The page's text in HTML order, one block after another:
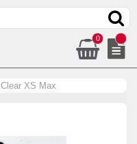
0
Clear XS Max